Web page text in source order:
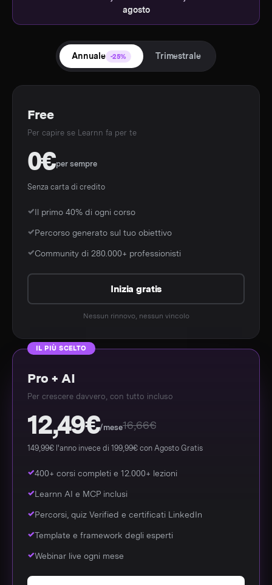
agosto
Annuale -25% Trimestrale
Free
Per capire se Learnn fa per te
0€per sempre
Senza carta di credito
Il primo 40% di ogni corso
Percorso generato sul tuo obiettivo
Community di 280.000+ professionisti
Inizia gratis
Nessun rinnovo, nessun vincolo
IL PIÙ SCELTO
Pro + AI
Per crescere davvero, con tutto incluso
12,49€/mese16,66€
149,99€ l'anno invece di 199,99€ con Agosto Gratis
400+ corsi completi e 12.000+ lezioni
Learnn AI e MCP inclusi
Percorsi, quiz Verified e certificati LinkedIn
Template e framework degli esperti
Webinar live ogni mese